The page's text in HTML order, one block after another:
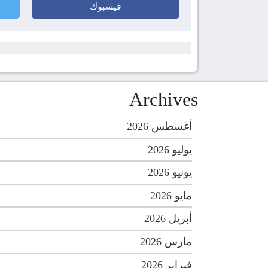
فيسبوك
Archives
أغسطس 2026
يوليو 2026
يونيو 2026
مايو 2026
أبريل 2026
مارس 2026
فبراير 2026